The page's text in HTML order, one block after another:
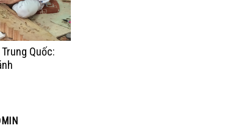
Quốc: